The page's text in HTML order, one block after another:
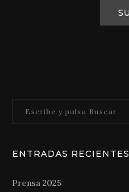
ENTRADAS RECIENTES
Prensa 2025